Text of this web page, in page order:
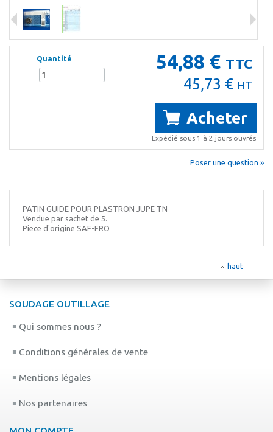
54,88 € TTC
45,73 € HT
Acheter
Expédié sous 1 à 2 jours ouvrés
Quantité
Poser une question »
PATIN GUIDE POUR PLASTRON JUPE TN
Vendue par sachet de 5.
Piece d'origine SAF-FRO
haut
SOUDAGE OUTILLAGE
Qui sommes nous ?
Conditions générales de vente
Mentions légales
Nos partenaires